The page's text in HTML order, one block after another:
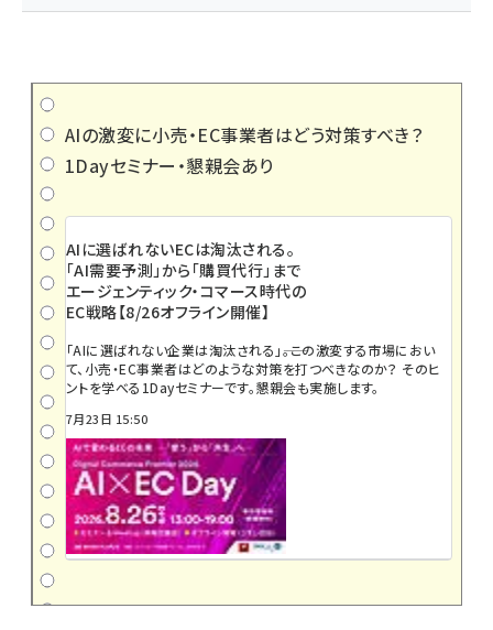
AIの激変に小売・EC事業者はどう対策すべき？
1Dayセミナー・懇親会あり
AIに選ばれないECは淘汰される。
「AI需要予測」から「購買代行」まで
エージェンティック・コマース時代の
EC戦略【8/26オフライン開催】
「AIに選ばれない企業は淘汰される」――。この激変する市場におい
て、小売・EC事業者はどのような対策を打つべきなのか？ そのヒ
ントを学べる1Dayセミナーです。懇親会も実施します。
7月23日 15:50